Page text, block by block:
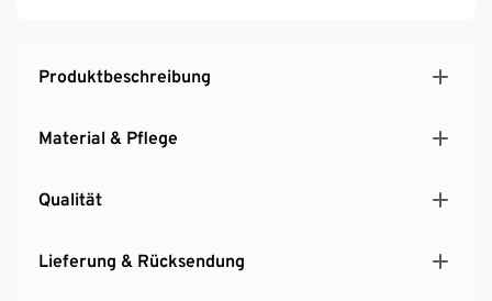
Als Alternative oder Ergänzung zur klassischen
Produktbeschreibung
Material & Pflege
Qualität
Lieferung & Rücksendung